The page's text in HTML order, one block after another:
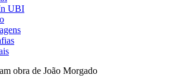
UBI
obra de João Morgado